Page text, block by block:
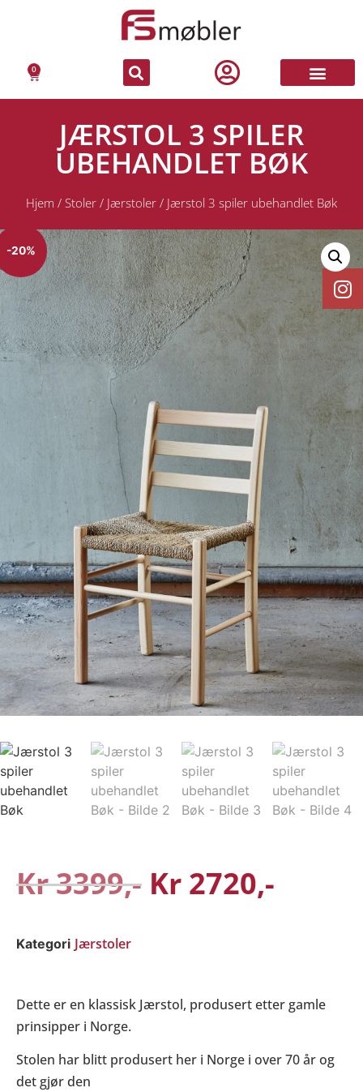
0
JÆRSTOL 3 SPILER
UBEHANDLET BØK
Hjem / Stoler / Jærstoler / Jærstol 3 spiler ubehandlet Bøk
-20%
Kr3399 Kr 2720
Kategori Jærstoler
Dette er en klassisk Jærstol, produsert etter gamle
prinsipper i Norge.
Stolen har blitt produsert her i Norge i over 70 år og
det gjør den